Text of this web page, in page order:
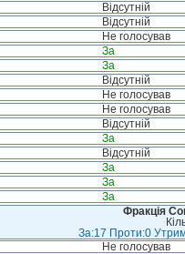
Відсутній
Відсутній
Не голосував
За
За
Відсутній
Не голосував
Не голосував
Відсутній
За
Відсутній
За
За
За
Фракція
За:17 Проти:0
Не голосував